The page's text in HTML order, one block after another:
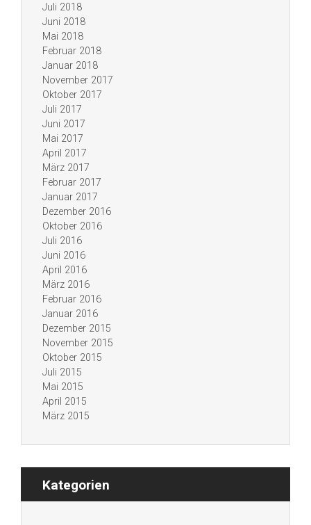
Juli 2018
Juni 2018
Mai 2018
Februar 2018
Januar 2018
November 2017
Oktober 2017
Juli 2017
Juni 2017
Mai 2017
April 2017
März 2017
Februar 2017
Januar 2017
Dezember 2016
Oktober 2016
Juli 2016
Juni 2016
April 2016
März 2016
Februar 2016
Januar 2016
Dezember 2015
November 2015
Oktober 2015
Juli 2015
Mai 2015
April 2015
März 2015
Kategorien